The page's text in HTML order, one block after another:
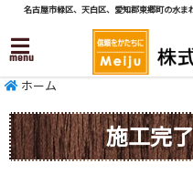
名古屋市緑区、天白区、愛知郡東郷町の水
menu
ホーム
施工完